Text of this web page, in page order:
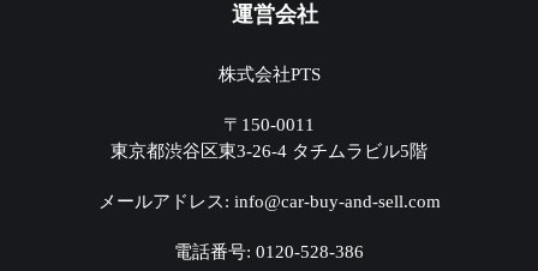
運営会社
株式会社PTS
〒150-0011
東京都渋谷区東3-26-4 タチムラビル5階
メールアドレス: info@car-buy-and-sell.com
電話番号: 0120-528-386